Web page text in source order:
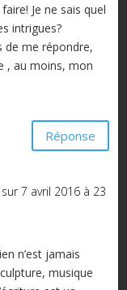
Je ne sais quel
intrigues?
de me répondre,
, au moins, mon
Réponse
sur 7 avril 2016 à 23
n’est jamais
musique